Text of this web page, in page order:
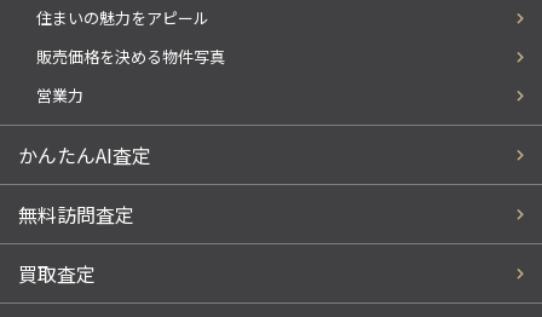
住まいの魅力をアピール
販売価格を決める物件写真
営業力
かんたんAI査定
無料訪問査定
買取査定